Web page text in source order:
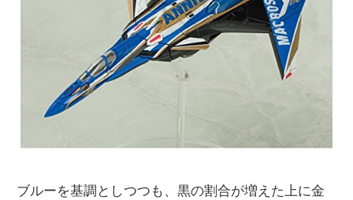
ブルーを基調としつつも、黒の割合が増えた上に金